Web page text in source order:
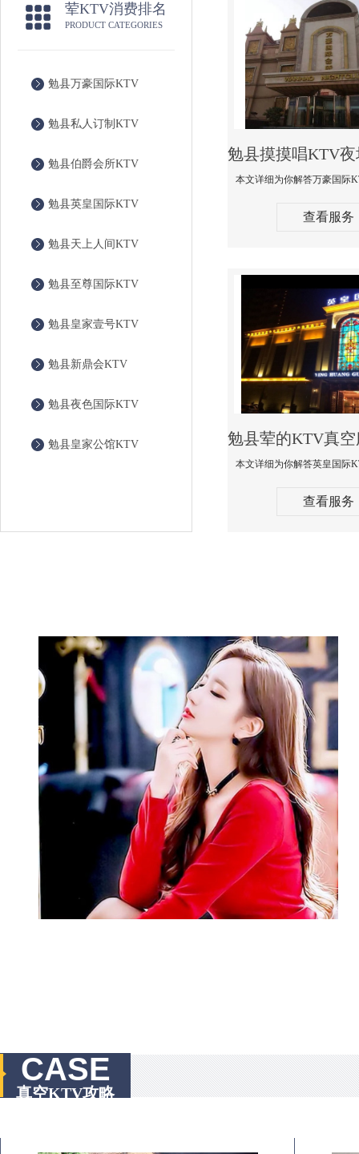
荤KTV消费排名
PRODUCT CATEGORIES
勉县万豪国际KTV
勉县私人订制KTV
勉县伯爵会所KTV
勉县英皇国际KTV
勉县天上人间KTV
勉县至尊国际KTV
勉县皇家壹号KTV
勉县新鼎会KTV
勉县夜色国际KTV
勉县皇家公馆KTV
查看服务
查看服务
CASE
真空KTV攻略